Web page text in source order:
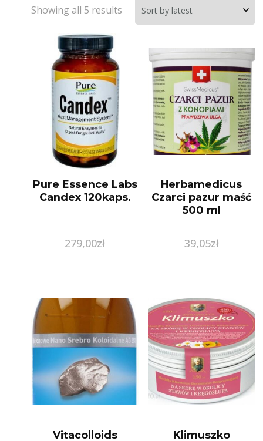
Showing all 5 results
Pure Essence Labs
Candex 120kaps.
279,00zł
Herbamedicus
Czarci pazur maść
500 ml
39,05zł
Vitacolloids
Klimuszko